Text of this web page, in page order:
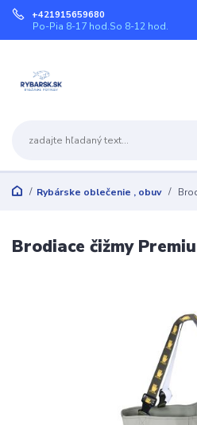
+421915659680
Po-Pia 8-17 hod.So 8-12 hod.
Rybárske oblečenie , obuv
Brodiace čižmy